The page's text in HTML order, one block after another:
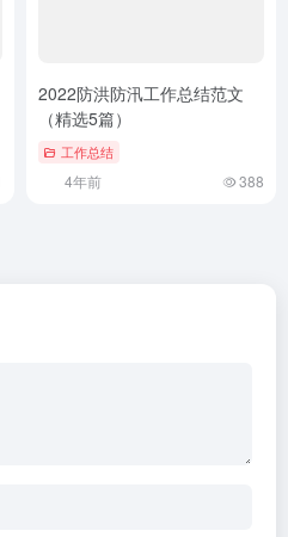
2022防洪防汛工作总结范文
（精选5篇）
工作总结
4年前 388